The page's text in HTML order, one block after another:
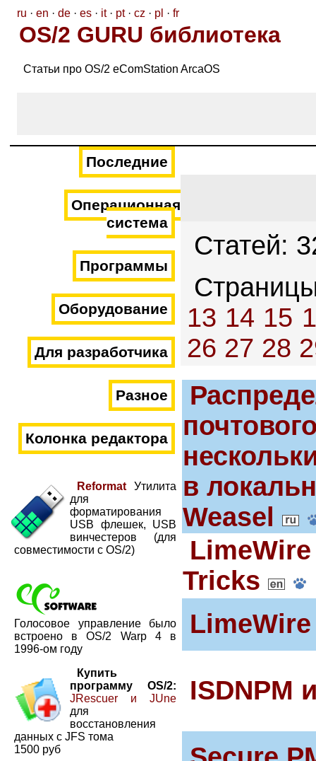
ru · en · de · es · it· pt· cz · pl · fr
OS/2 GURU библиотека
Статьи про OS/2 eComStation ArcaOS
Последние
Операционная
система
Программы
Оборудование
Для разработчика
Разное
Колонка редактора
Reformat Утилита
для
форматирования
USB флешек, USB
винчестеров (для
совместимости с OS/2)
Голосовое управление было
встроено в OS/2 Warp 4 в
1996-ом году
Купить
программу OS/2:
JRescuer и JUne
для
восстановления
данных с JFS тома
1500 руб
Статей:
13 14 15
26 27 28
в
Weasel
Tricks
ISDNPM